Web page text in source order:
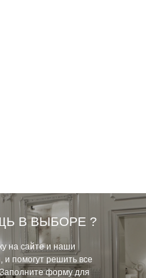
В ВЫБОРЕ ?
на сайте и наши
и помогут решить все
форму для